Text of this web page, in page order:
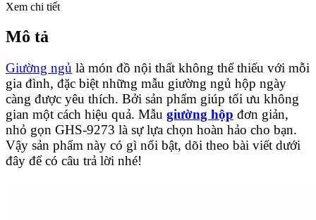
Xem chi tiết
Mô tả
Giường ngủ là món đồ nội thất không thể thiếu với mỗi
gia đình, đặc biệt những mẫu giường ngủ hộp ngày
càng được yêu thích. Bởi sản phẩm giúp tối ưu không
gian một cách hiệu quả. Mẫu giường hộp đơn giản,
nhỏ gọn GHS-9273 là sự lựa chọn hoàn hảo cho bạn.
Vậy sản phẩm này có gì nổi bật, dõi theo bài viết dưới
đây để có câu trả lời nhé!